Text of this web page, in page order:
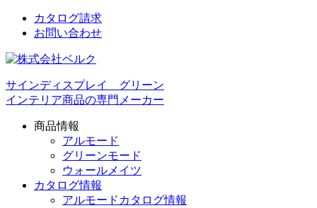
カタログ請求
お問い合わせ
サインディスプレイ グリーン
インテリア商品の専門メーカー
商品情報
アルモード
グリーンモード
ウォールメイツ
カタログ情報
アルモードカタログ情報